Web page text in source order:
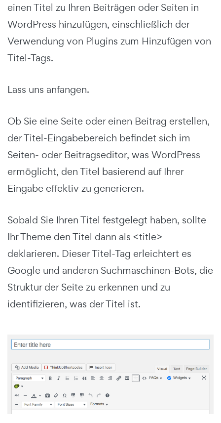
einen Titel zu Ihren Beiträgen oder Seiten in
WordPress hinzufügen, einschließlich der
Verwendung von Plugins zum Hinzufügen von
Titel-Tags.
Lass uns anfangen.
Ob Sie eine Seite oder einen Beitrag erstellen,
der Titel-Eingabebereich befindet sich im
Seiten- oder Beitragseditor, was WordPress
ermöglicht, den Titel basierend auf Ihrer
Eingabe effektiv zu generieren.
Sobald Sie Ihren Titel festgelegt haben, sollte
Ihr Theme den Titel dann als <title>
deklarieren. Dieser Titel-Tag erleichtert es
Google und anderen Suchmaschinen-Bots, die
Struktur der Seite zu erkennen und zu
identifizieren, was der Titel ist.